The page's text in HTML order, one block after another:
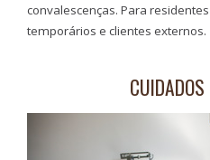
convalescenças. Para
temporários e clientes externos.